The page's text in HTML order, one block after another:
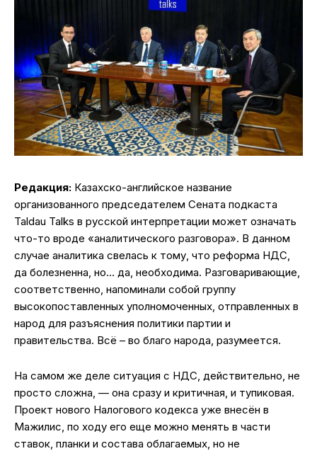
Редакция: Казахско-английское название
организованного председателем Сената подкаста
Taldau Talks в русской интерпретации может означать
что-то вроде «аналитического разговора». В данном
случае аналитика свелась к тому, что реформа НДС,
да болезненна, но… да, необходима. Разговаривающие,
соответственно, напоминали собой группу
высокопоставленных уполномоченных, отправленных в
народ для разъяснения политики партии и
правительства. Всё – во благо народа, разумеется.
На самом же деле ситуация с НДС, действительно, не
просто сложна, — она сразу и критичная, и тупиковая.
Проект нового Налогового кодекса уже внесён в
Мажилис, по ходу его еще можно менять в части
ставок, планки и состава облагаемых, но не